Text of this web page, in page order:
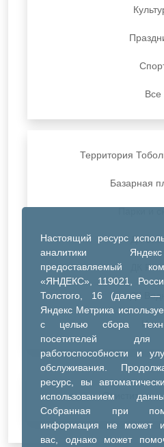
Настоящий ресурс
аналитики
предоставляемый
«ЯНДЕКС», 119021,
Толстого, 16 (далее —
Яндекс Метрика
с целью сбора
посетителей для
работоспособности и
обслуживания.
ресурс, вы
использованием
Собранная при
информация не может
вас, однако может
Все
Территория
Базарная
ДК
ДК
ДК
Иное
Очистить